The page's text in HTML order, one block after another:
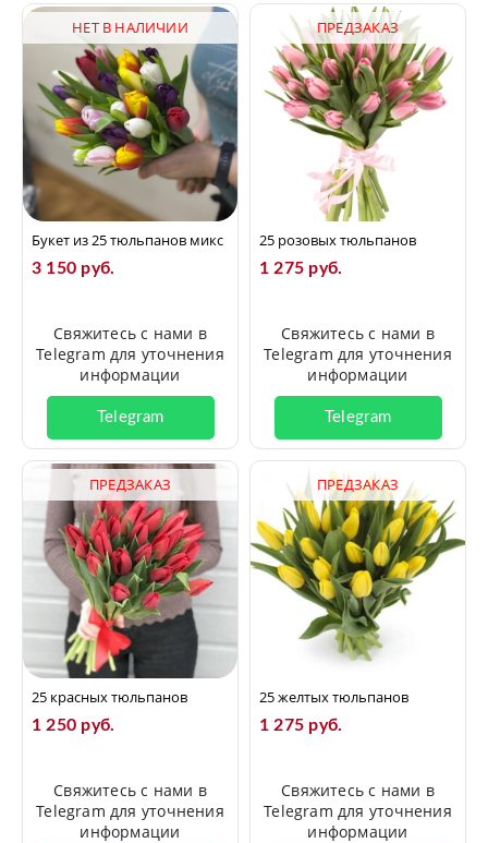
НЕТ В НАЛИЧИИ
Букет из 25 тюльпанов микс
3 150 руб.
Свяжитесь с нами в
Telegram для уточнения
информации
Telegram
ПРЕДЗАКАЗ
25 розовых тюльпанов
1 275 руб.
Свяжитесь с нами в
Telegram для уточнения
информации
Telegram
ПРЕДЗАКАЗ
25 красных тюльпанов
1 250 руб.
Свяжитесь с нами в
Telegram для уточнения
информации
ПРЕДЗАКАЗ
25 желтых тюльпанов
1 275 руб.
Свяжитесь с нами в
Telegram для уточнения
информации